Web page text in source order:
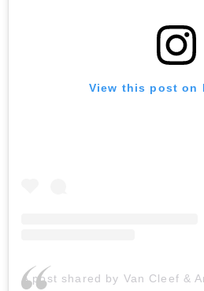
View this post on
A post shared by Van Cleef &